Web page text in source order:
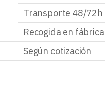
Transporte 48/72h
Recogida en fábrica
Según cotización